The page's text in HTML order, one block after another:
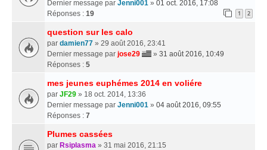
Dernier message par Jenni001 » 01 oct. 2016, 17:08
Réponses : 19 1 2
question sur les calo
par damien77 » 29 août 2016, 23:41
Dernier message par jose29 » 31 août 2016, 10:49
Réponses : 5
mes jeunes euphémes 2014 en voliére
par JF29 » 18 oct. 2014, 13:36
Dernier message par Jenni001 » 04 août 2016, 09:55
Réponses : 7
Plumes cassées
par Rsiplasma » 31 mai 2016, 21:15